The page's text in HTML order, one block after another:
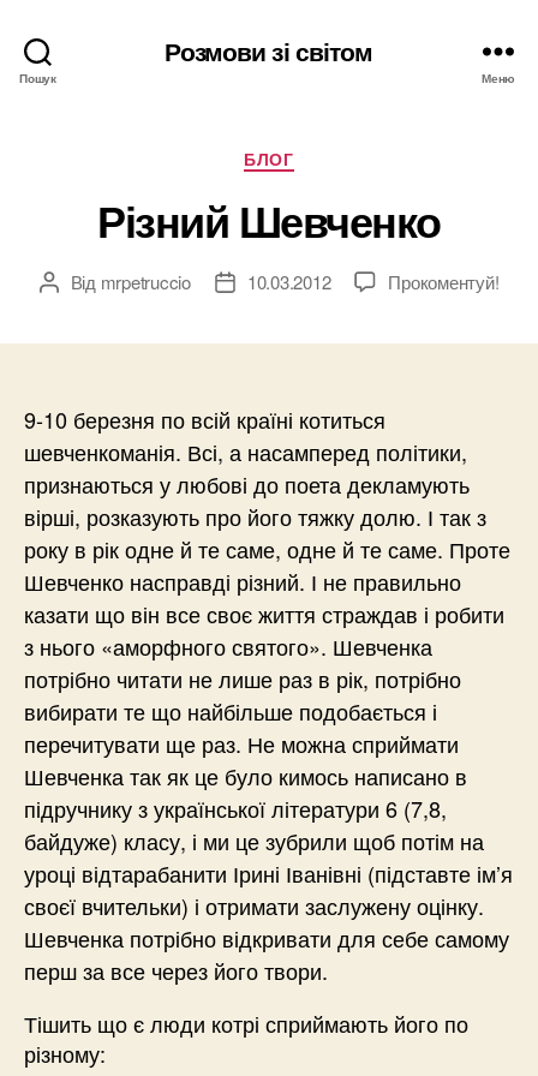
Пошук
Розмови зі світом
Меню
Категорії
БЛОГ
Різний Шевченко
Автор
Від mrpetruccio
Дата10.03.2012 Прокоментуй!
9-10 березня по всій країні котиться
шевченкоманія. Всі, а насамперед політики,
признаються у любові до поета декламують
вірші, розказують про його тяжку долю. І так з
року в рік одне й те саме, одне й те саме. Проте
Шевченко насправді різний. І не правильно
казати що він все своє життя страждав і робити
з нього «аморфного святого». Шевченка
потрібно читати не лише раз в рік, потрібно
вибирати те що найбільше подобається і
перечитувати ще раз. Не можна сприймати
Шевченка так як це було кимось написано в
підручнику з української літератури 6 (7,8,
байдуже) класу, і ми це зубрили щоб потім на
уроці відтарабанити Ірині Іванівні (підставте ім’я
своєї вчительки) і отримати заслужену оцінку.
Шевченка потрібно відкривати для себе самому
перш за все через його твори.
Тішить що є люди котрі сприймають його по
різному: